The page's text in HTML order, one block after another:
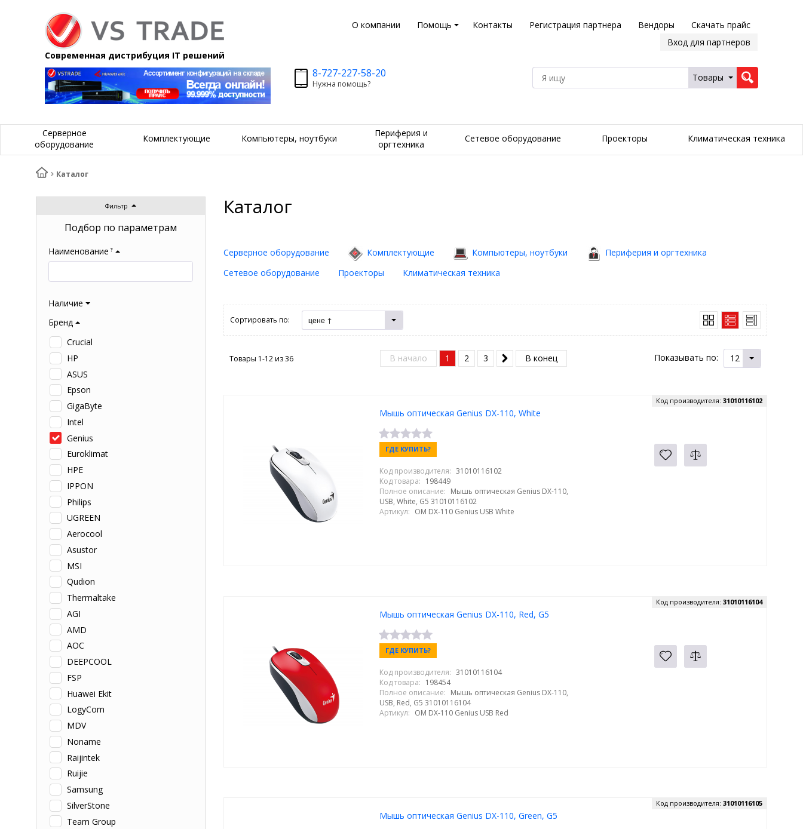
О компании Помощь Контакты Регистрация партнера Вендоры
Скачать прайс
Вход для партнеров
Современная дистрибуция IT решений
8-727-227-58-20
Нужна помощь?
Товары
Серверное
оборудование
Комплектующие Компьютеры, ноутбуки
Периферия и
оргтехника
Сетевое оборудование Проекторы Климатическая техника
Каталог
Фильтр
Подбор по параметрам
Наименование ?
Наличие
Бренд
Crucial
HP
ASUS
Epson
GigaByte
Intel
Genius
Euroklimat
HPE
IPPON
Philips
UGREEN
Aerocool
Asustor
MSI
Qudion
Thermaltake
AGI
AMD
AOC
DEEPCOOL
FSP
Huawei Ekit
LogyCom
MDV
Noname
Raijintek
Ruijie
Samsung
SilverStone
Team Group
Каталог
Серверное оборудование Комплектующие Компьютеры, ноутбуки
Периферия и оргтехника
Сетевое оборудование
Проекторы Климатическая техника
Сортировать по: цене ↑
Показывать по: 12
Товары 1-12 из36 В начало 1 2 3 В конец
Мышь оптическая Genius DX-110, White
Код производителя: 31010116102
ГДЕ КУПИТЬ?
Код производителя: 31010116102
Код товара: 198449
Полное описание: Мышь оптическая Genius DX-110,
USB, White, G5 31010116102
Артикул: OM DX-110 Genius USB White
Мышь оптическая Genius DX-110, Red, G5
Код производителя: 31010116104
ГДЕ КУПИТЬ?
Код производителя: 31010116104
Код товара: 198454
Полное описание: Мышь оптическая Genius DX-110,
USB, Red, G5 31010116104
Артикул: OM DX-110 Genius USB Red
Мышь оптическая Genius DX-110, Green, G5
Код производителя: 31010116105